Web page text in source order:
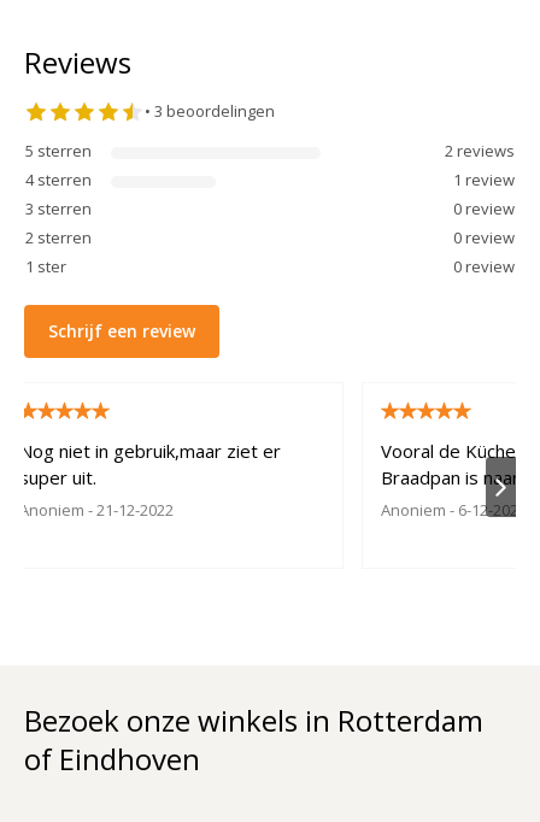
Reviews
• 3 beoordelingen
5 sterren 2 reviews
4 sterren 1 review
3 sterren 0review
2 sterren 0review
1 ster 0review
Schrijf een review
Nog niet in gebruik,maar ziet er
super uit.
Anoniem - 21-12-2022
Vooral de
Braadpan is naar
Anoniem- 6-12-2022
Bezoek onze winkels in Rotterdam
of Eindhoven